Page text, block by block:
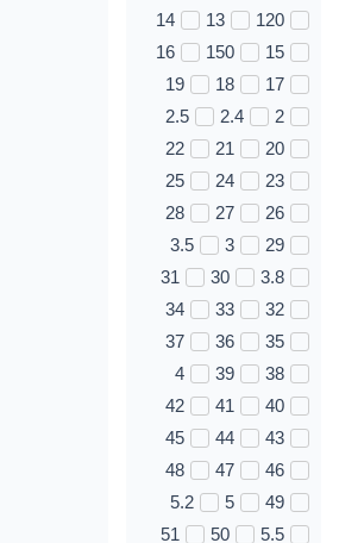
120
13
14
15
150
16
17
18
19
2
2.4
2.5
20
21
22
23
24
25
26
27
28
29
3
3.5
3.8
30
31
32
33
34
35
36
37
38
39
4
40
41
42
43
44
45
46
47
48
49
5
5.2
5.5
50
51